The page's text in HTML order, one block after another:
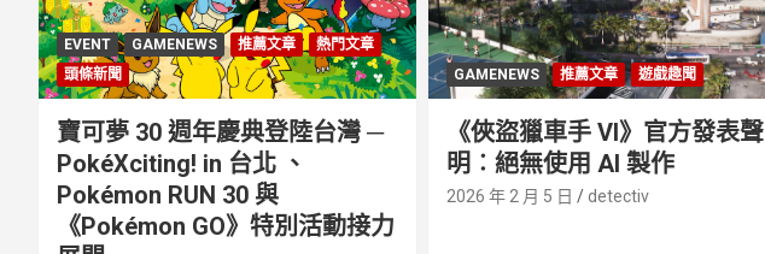
EVENT GAMENEWS 推薦文章
熱門文章
頭條新聞
寶可夢 30 週年慶典登陸台灣 ─
PokéXciting! in 台北 、
Pokémon RUN 30 與
《Pokémon GO》特別活動接⼒
GAMENEWS 推薦文章 遊戲趣聞
《俠盜獵車手 VI》官方發表聲
明︰絕無使用 AI 製作
2026 年 2 月 5 日 detectiv